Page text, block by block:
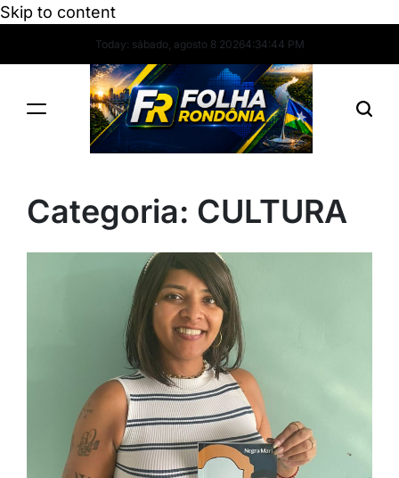
Skip to content
Today: sábado, agosto 8 20264:34:45 PM
Categoria: CULTURA